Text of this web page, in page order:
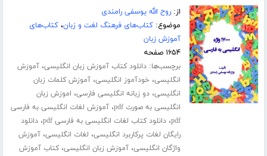
از:روح الله یوسفی رامندی
موضوع:کتاب‌های فرهنگ لغت و زبان،کتاب‌های
آموزش زبان
۱۶۵۴ صفحه
برچسب‌ها:دانلود کتاب آموزش زبان انگلیسی،آموزش
انگلیسی، خودآموز انگلیسی،آموزش کلمات زبان
انگلیسی،دو زبانه انگلیسی فارسی، اموزش زبان
انگلیسی به صورت pdf
،آموزش لغات انگلیسی به فارسی
pdf،دانلود کتاب لغات انگلیسی به فارسی pdf ،دانلود
رایگان لغات پرکاربرد انگلیسی، لغات انگلیسی،آموزش
واژگان انگلیسی،آموزش زبان انگلیسی،کتاب آموزش